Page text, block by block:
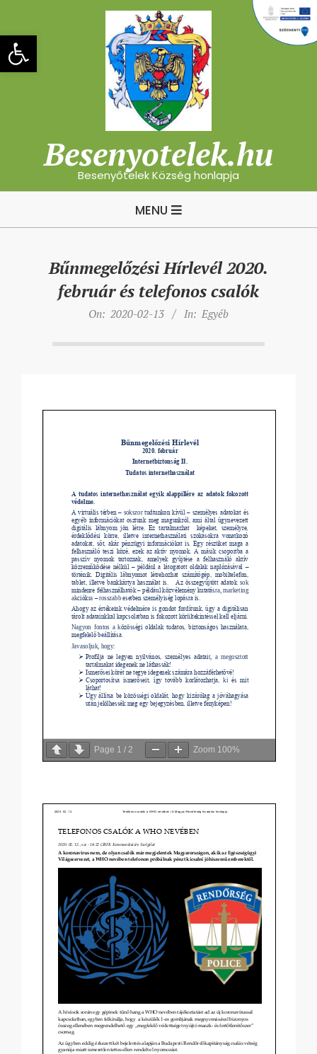
Eszköztár megnyitása
content
Besenyotelek.hu
Besenyőtelek Község honlapja
MENU
Bűnmegelőzési Hírlevél 2020.
február és telefonos csalók
On: 2020-02-13 In: Egyéb
Page 1 / 2 Zoom 100%